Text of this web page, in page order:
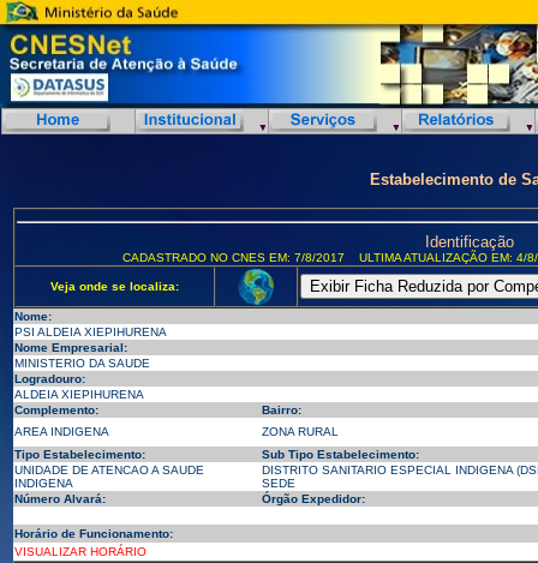
Estabelecimento de
Identificação
CADASTRADO NO CNES EM: 7/8/2017 ULTIMA ATUALIZAÇÃO EM:
Veja onde se localiza:
Nome:
PSI ALDEIA XIEPIHURENA
Nome Empresarial:
MINISTERIO DA SAUDE
Logradouro:
ALDEIA XIEPIHURENA
Complemento:
Bairro:
AREA INDIGENA
ZONA RURAL
Tipo Estabelecimento:
Sub Tipo Estabelecimento:
UNIDADE DE ATENCAO A SAUDE
INDIGENA
DISTRITO SANITARIO ESPECIAL INDIGENA
SEDE
Número Alvará:
Órgão Expedidor:
Horário de Funcionamento:
VISUALIZAR HORÁRIO